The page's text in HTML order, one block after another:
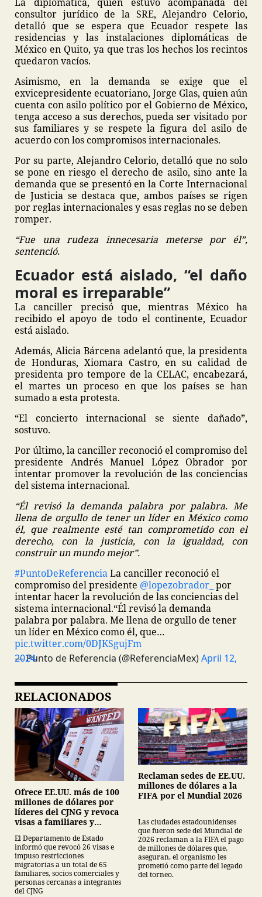
consultor jurídico de la SRE, Alejandro Celorio,
detalló que se espera que Ecuador respete las
residencias y las instalaciones diplomáticas de
México en Quito, ya que tras los hechos los recintos
quedaron vacíos.
Asimismo, en la demanda se exige que el
exvicepresidente ecuatoriano, Jorge Glas, quien aún
cuenta con asilo político por el Gobierno de México,
tenga acceso a sus derechos, pueda ser visitado por
sus familiares y se respete la figura del asilo de
acuerdo con los compromisos internacionales.
Por su parte, Alejandro Celorio, detalló que no solo
se pone en riesgo el derecho de asilo, sino ante la
demanda que se presentó en la Corte Internacional
de Justicia se destaca que, ambos países se rigen
por reglas internacionales y esas reglas no se deben
romper.
“Fue una rudeza innecesaria meterse por él”,
sentenció.
Ecuador está aislado, “el daño
moral es irreparable”
La canciller precisó que, mientras México ha
recibido el apoyo de todo el continente, Ecuador
está aislado.
Además, Alicia Bárcena adelantó que, la presidenta
de Honduras, Xiomara Castro, en su calidad de
presidenta pro tempore de la CELAC, encabezará,
el martes un proceso en que los países se han
sumado a esta protesta.
“El concierto internacional se siente dañado”,
sostuvo.
Por último, la canciller reconoció el compromiso del
presidente Andrés Manuel López Obrador por
intentar promover la revolución de las conciencias
del sistema internacional.
“Él revisó la demanda palabra por palabra. Me
llena de orgullo de tener un líder en México como
él, que realmente esté tan comprometido con el
derecho, con la justicia, con la igualdad, con
construir un mundo mejor”.
#PuntoDeReferenciaLa canciller reconoció el
compromiso del presidente @lopezobrador_ por
intentar hacer la revolución de las conciencias del
sistema internacional.“Él revisó la demanda
palabra por palabra. Me llena de orgullo de tener
un líder en México como él, que…
pic.twitter.com/0DJKSgujFm
— Punto de Referencia (@ReferenciaMex)
April 12, 2024
RELACIONADOS
Ofrece EE.UU. más de 100
millones de dólares por
líderes del CJNG y revoca
visas a familiares y
El Departamento de Estado
informó que revocó 26 visas e
impuso restricciones
migratorias a un total de 65
familiares, socios comerciales y
personas cercanas a integrantes
del CJNG
Reclaman sedes de EE.UU.
millones de dólares a la
FIFA por el Mundial 2026
Las ciudades estadounidenses
que fueron sede del Mundial de
2026 reclaman a la FIFA el pago
de millones de dólares que,
aseguran, el organismo les
prometió como parte del legado
del torneo.